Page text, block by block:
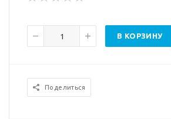
В КОРЗИНУ
Поделиться